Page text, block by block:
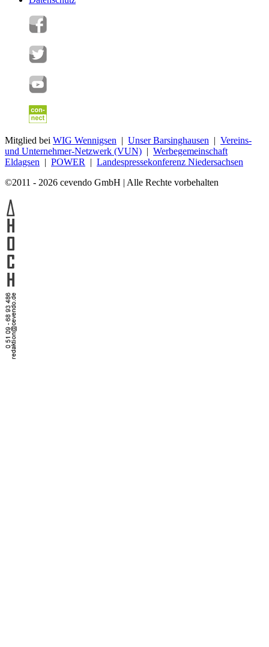
Mitglied bei WIG Wennigsen | Unser Barsinghausen | Vereins-
und Unternehmer-Netzwerk (VUN) | Werbegemeinschaft
Eldagsen | POWER | Landespressekonferenz Niedersachsen
©2011 - 2026 cevendo GmbH | Alle Rechte vorbehalten